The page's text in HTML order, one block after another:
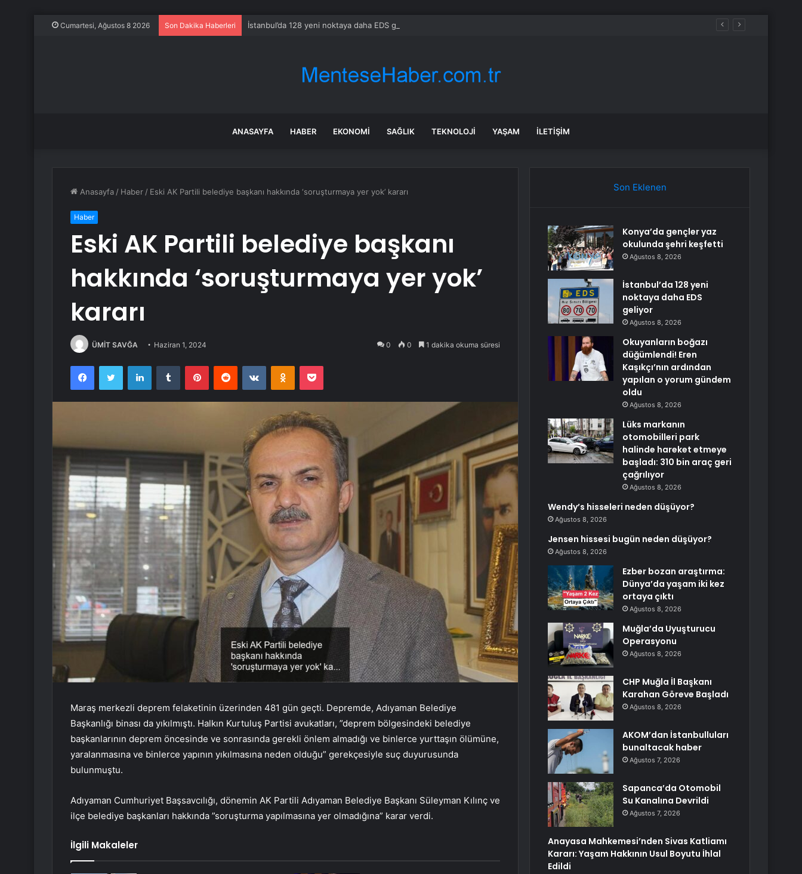
Cumartesi, Ağustos 8 2026 Son Dakika Haberleri İstanbul’da 128 yeni noktaya daha EDS geliyor
ANASAYFA HABER EKONOMI SAĞLIK TEKNOLOJI YAŞAM İLETIŞIM
Anasayfa / Haber / Eski AK Partili belediye başkanı hakkında ‘soruşturmaya yer yok’ kararı
Haber
Eski AK Partili belediye başkanı
hakkında ‘soruşturmaya yer yok’
kararı
ÜMİT SAVĞA Haziran 1, 2024 0 0 1 dakika okuma süresi
FacebookTwitter LinkedInTumblr PinterestReddit VKontakteOdnoklassniki
Pocket
Maraş merkezli deprem felaketinin üzerinden 481 gün geçti. Depremde, Adıyaman Belediye
Başkanlığı binası da yıkılmıştı. Halkın Kurtuluş Partisi avukatları, ”deprem bölgesindeki belediye
başkanlarının deprem öncesinde ve sonrasında gerekli önlem almadığı ve binlerce yurttaşın ölümüne,
yaralanmasına ve binlerce yapının yıkılmasına neden olduğu” gerekçesiyle suç duyurusunda
bulunmuştu.
Adıyaman Cumhuriyet Başsavcılığı, dönemin AK Partili Adıyaman Belediye Başkanı Süleyman Kılınç ve
ilçe belediye başkanları hakkında ”soruşturma yapılmasına yer olmadığına” karar verdi.
İlgili Makaleler
Son Eklenen
Konya’da gençler yaz
okulunda şehri keşfetti
Ağustos 8, 2026
İstanbul’da 128 yeni
noktaya daha EDS
geliyor
Ağustos 8, 2026
Okuyanların boğazı
düğümlendi! Eren
Kaşıkçı’nın ardından
yapılan o yorum gündem
oldu
Ağustos 8, 2026
Lüks markanın
otomobilleri park
halinde hareket etmeye
başladı: 310 bin araç geri
çağrılıyor
Ağustos 8, 2026
Wendy’s hisseleri neden düşüyor?
Ağustos 8, 2026
Jensen hissesi bugün neden düşüyor?
Ağustos 8, 2026
Ezber bozan araştırma:
Dünya’da yaşam iki kez
ortaya çıktı
Ağustos 8, 2026
Muğla’da Uyuşturucu
Operasyonu
Ağustos 8, 2026
CHP Muğla İl Başkanı
Karahan Göreve Başladı
Ağustos 8, 2026
AKOM’dan İstanbulluları
bunaltacak haber
Ağustos 7, 2026
Sapanca’da Otomobil
Su Kanalına Devrildi
Ağustos 7, 2026
Anayasa Mahkemesi’nden Sivas Katliamı
Kararı: Yaşam Hakkının Usul Boyutu İhlal
Edildi